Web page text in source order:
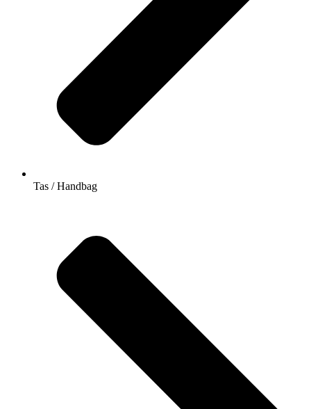
Tas / Handbag